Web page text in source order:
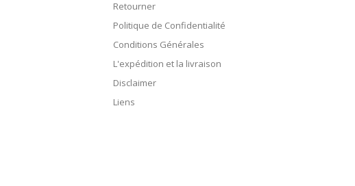
Retourner
Politique de Confidentialité
Conditions Générales
L'expédition et la livraison
Disclaimer
Liens